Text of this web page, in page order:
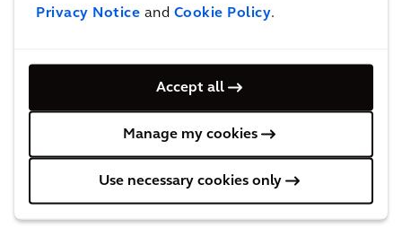
Privacy Notice and Cookie Policy.
Accept all
Manage my cookies
Use necessary cookies only
también plantea decisiones que serán
plazo. Acelerar inversiones requiere incorporar
desde el inicio una mirada multidisciplinaria
que integre agua, infraestructura, estándares
socioambientales y gobernanza, en línea con
las altas expectativas que genera el desarrollo
minero.